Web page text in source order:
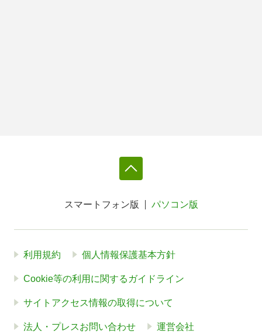
スマートフォン版 パソコン版
利用規約 個人情報保護基本方針
Cookie等の利用に関するガイドライン
サイトアクセス情報の取得について
法人・プレスお問い合わせ 運営会社